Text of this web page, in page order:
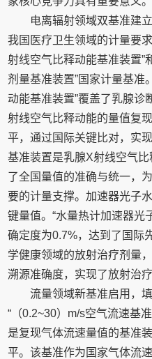
电离辐射领域双基准建
我国医疗卫生领域的计量要
射线空气比释动能基准装置”
剂量基准装置”国家计量基准
动能基准装置”覆盖了乳腺诊
射线空气比释动能的量值复
平，通过国际关键比对，实
基准装置是乳腺X射线空气
了全国量值的准确与统一，
要的计量支撑。加速器光子
键量值。“水量热计加速器光
确定度为0.7%，达到了国际
学健康领域的放射治疗剂量
溯源准确度，实现了放射治
流量领域新基准启用，
“（0.2~30）m/s空气流速基
是复现气体流速量值的基准
平。该基准作为国家气体流